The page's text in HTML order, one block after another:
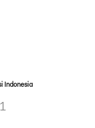
Indonesia